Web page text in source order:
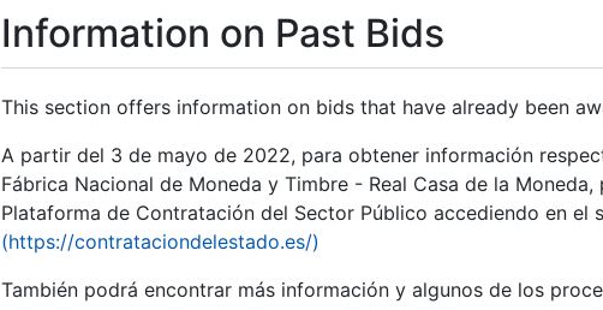
Show/Hide
Show/Hide
Show/Hide
Information on Past Bids
This section offers information on bids that have already been
A partir del 3 de mayo de 2022, para obtener información
Fábrica Nacional de Moneda y Timbre - Real Casa de la
Plataforma de Contratación del Sector Público accediendo en el
(https://contrataciondelestado.es/)
También podrá encontrar más información y algunos de los